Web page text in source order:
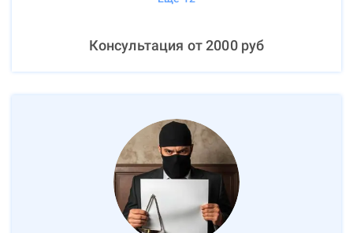
Консультация от2000руб